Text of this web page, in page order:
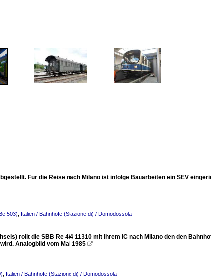
Für die Reise nach Milano ist infolge Bauarbeiten ein SEV
503) Italien / Bahnhöfe (Stazione di) / Domodossola
rollt die SBB Re 4/4 11310 mit ihrem IC nach Milano den den
Analogbild vom Mai 1985 
Italien / Bahnhöfe (Stazione di) / Domodossola